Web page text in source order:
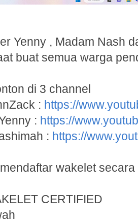
Yenny , Madam Nash
buat semua warga
di 3 channel
: https://
: https://
: https://
wakelet
CERTIFIED